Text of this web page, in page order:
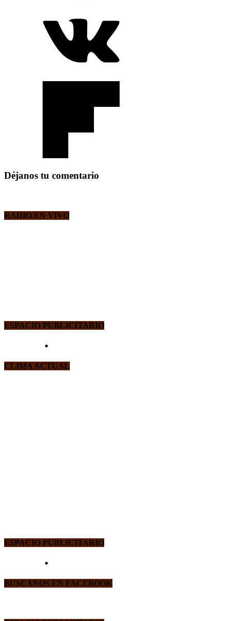
Déjanos tu comentario
RADIO EN VIVO
ESPACIO PUBLICITARIO
CLIMA ACTUAL
ESPACIO PUBLICITARIO
BUSCANOS EN FACEBOOK